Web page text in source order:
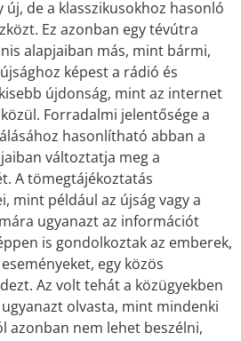
de a klasszikusokhoz hasonló
Ez azonban egy tévútra
alapjaiban más, mint bármi,
képest a rádió és
újdonság, mint az internet
Forradalmi jelentősége a
hasonlítható abban a
változtatja meg a
A tömegtájékoztatás
mint például az újság vagy a
ugyanazt az információt
is gondolkoztak az emberek,
egy közös
Az volt tehát a közügyekben
olvasta, mint mindenki
azonban nem lehet beszélni,